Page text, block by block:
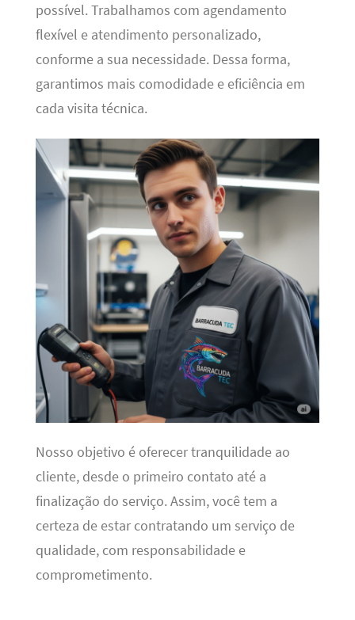
possível. Trabalhamos com agendamento
flexível e atendimento personalizado,
conforme a sua necessidade. Dessa forma,
garantimos mais comodidade e eficiência em
cada visita técnica.
Nosso objetivo é oferecer tranquilidade ao
cliente, desde o primeiro contato até a
finalização do serviço. Assim, você tem a
certeza de estar contratando um serviço de
qualidade, com responsabilidade e
comprometimento.